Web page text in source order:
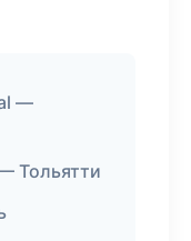
—
Тольятти